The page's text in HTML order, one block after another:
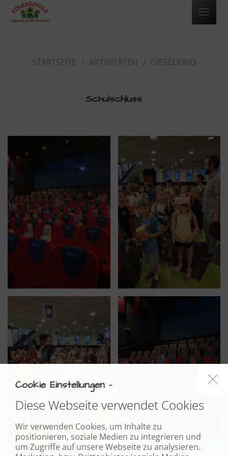
STARTSEITE AKTIVITÄTEN DIESELKINO
Schulschluss
Cookie Einstellungen -
Diese Webseite verwendet Cookies
Wir verwenden Cookies, um Inhalte zu
positionieren, soziale Medien zu integrieren und
um Zugriffe auf unsere Webseite zu analysieren.